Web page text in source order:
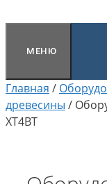
МЕНЮ
Главная /
древесины /
XT4ВТ